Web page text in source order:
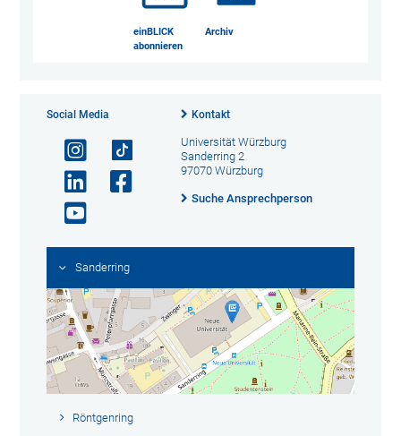
einBLICK
abonnieren
Archiv
Social Media Kontakt
Universität Würzburg
Sanderring 2
97070 Würzburg
Suche Ansprechperson
Sanderring
Röntgenring